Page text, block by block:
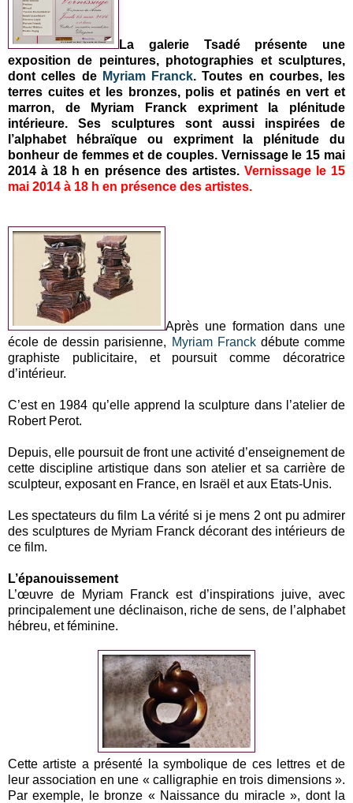
La galerie Tsadé présente une
exposition de peintures, photographies et sculptures,
dont celles de Myriam Franck. Toutes en courbes, les
terres cuites et les bronzes, polis et patinés en vert et
marron, de Myriam Franck expriment la plénitude
intérieure. Ses sculptures sont aussi inspirées de
l’alphabet hébraïque ou expriment la plénitude du
bonheur de femmes et de couples. Vernissage le 15 mai
2014 à 18 h en présence des artistes. Vernissage le 15
mai 2014 à 18 h en présence des artistes.
Après une formation dans une
école de dessin parisienne, Myriam Franckdébute comme
graphiste publicitaire, et poursuit comme décoratrice
d’intérieur.
C’est en 1984 qu’elle apprend la sculpture dans l’atelier de
Robert Perot.
Depuis, elle poursuit de front une activité d’enseignement de
cette discipline artistique dans son atelier et sa carrière de
sculpteur, exposant en France, en Israël et aux Etats-Unis.
Les spectateurs du film La vérité si je mens 2 ont pu admirer
des sculptures de Myriam Franck décorant des intérieurs de
ce film.
L’épanouissement
L’œuvre de Myriam Franck est d’inspirations juive, avec
principalement une déclinaison, riche de sens, de l’alphabet
hébreu, et féminine.
Cette artiste a présenté la symbolique de ces lettres et de
leur association en une « calligraphie en trois dimensions ».
Par exemple, le bronze « Naissance du miracle », dont la